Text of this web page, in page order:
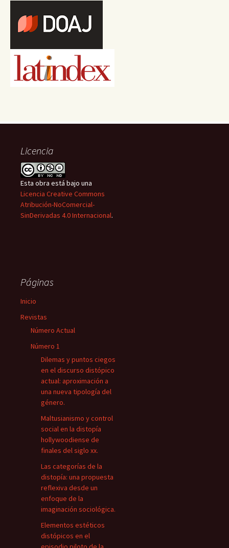
Licencia
Esta obra está bajo una
Licencia Creative Commons
Atribución-NoComercial-
SinDerivadas 4.0 Internacional.
Páginas
Inicio
Revistas
Número Actual
Número 1
Dilemas y puntos ciegos
en el discurso distópico
actual: aproximación a
una nueva tipología del
género.
Maltusianismo y control
social en la distopía
hollywoodiense de
finales del siglo xx.
Las categorías de la
distopía: una propuesta
reflexiva desde un
enfoque de la
imaginación sociológica.
Elementos estéticos
distópicos en el